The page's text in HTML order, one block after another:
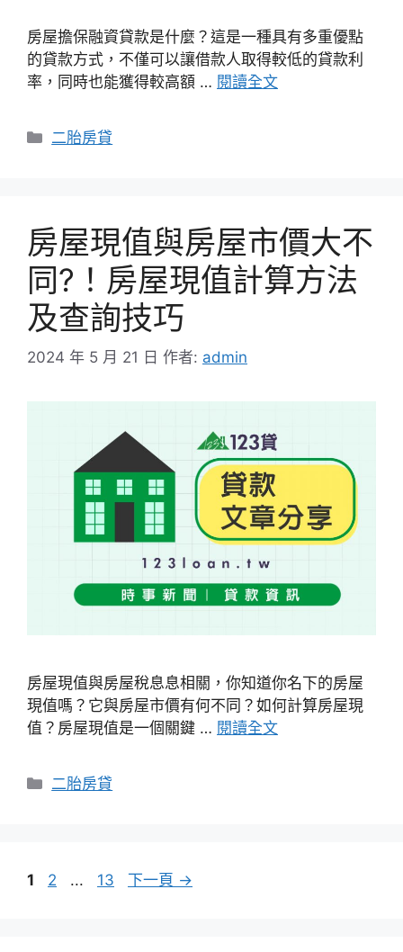
房屋擔保融資貸款是什麼？這是一種具有多重優點
的貸款方式，不僅可以讓借款人取得較低的貸款利
率，同時也能獲得較高額 … 閱讀全文
分
二胎房貸
房屋現值與房屋市價大不
同?！房屋現值計算方法
及查詢技巧
2024 年 5 月 21 日 作者: admin
房屋現值與房屋稅息息相關，你知道你名下的房屋
現值嗎？它與房屋市價有何不同？如何計算房屋現
值？房屋現值是一個關鍵 … 閱讀全文
分
二胎房貸
頁
1
頁
2 ...
頁
13 下一頁 →